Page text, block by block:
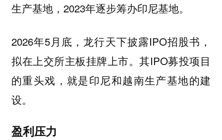
生产基地，2023年逐步筹办印尼基地。
2026年5月底，龙行天下披露IPO招股书，
拟在上交所主板挂牌上市。其IPO募投项目
的重头戏，就是印尼和越南生产基地的建
设。
盈利压力